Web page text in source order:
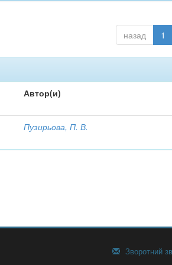
назад 1
Автор(и)
Пузирьова, П. В.
Зворотний